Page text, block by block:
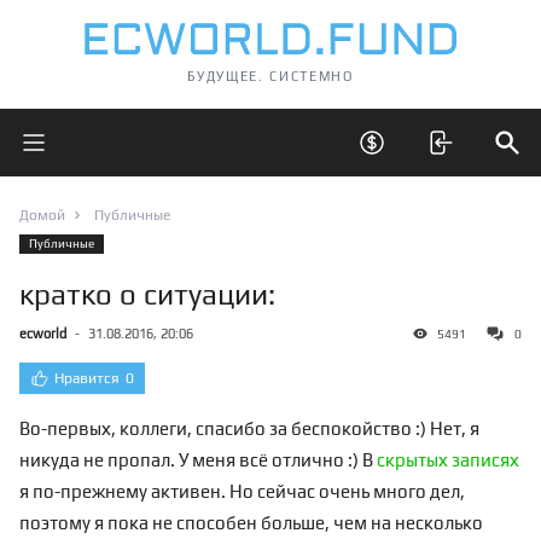
БУДУЩЕЕ. СИСТЕМНО
Открыть главное меню Открыть скрытые
Домой Публичные
Публичные
кратко о ситуации:
ecworld - 31.08.2016, 20:06 5491 0
Нравится 0
Во-первых, коллеги, спасибо за беспокойство :) Нет, я
никуда не пропал. У меня всё отлично :) Вскрытых записях
я по-прежнему активен. Но сейчас очень много дел,
поэтому я пока не способен больше, чем на несколько